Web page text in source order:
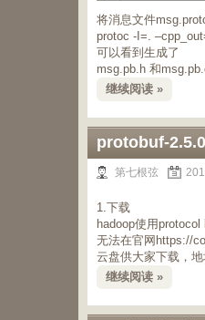
将消息文件
protoc -I=.
可以看到生成了
msg.pb.h 和
继续阅读 »
protobuf-
第七根弦
1.下载
hadoop使用
无法在官网https://
云盘供大家下载，
继续阅读 »